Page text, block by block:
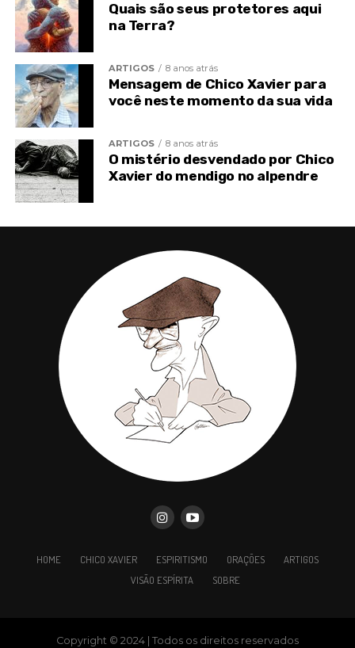
TÓPICOS RELACIONADOS
ESPIRITISMO
MUNDO DE REGENERAÇÃO
TRANSFORMAÇÃO PLANETÁRIA
Quais são seus protetores aqui
na Terra?
ARTIGOS 8 anos atrás
Mensagem de Chico Xavier para
você neste momento da sua vida
ARTIGOS 8 anos atrás
O mistério desvendado por Chico
Xavier do mendigo no alpendre
HOME CHICO XAVIER ESPIRITISMO ORAÇÕES
ARTIGOS
VISÃO ESPÍRITA
SOBRE
Copyright © 2024 | Todos os direitos reservados